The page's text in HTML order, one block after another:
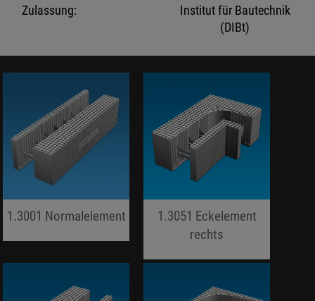
Zulassung:
Institut für Bautechnik
(DIBt)
1.3001 Normalelement
1.3051 Eckelement
rechts